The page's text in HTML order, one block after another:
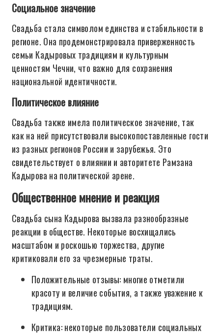
Социальное значение
Свадьба стала символом единства и стабильности в
регионе. Она продемонстрировала приверженность
семьи Кадыровых традициям и культурным
ценностям Чечни, что важно для сохранения
национальной идентичности.
Политическое влияние
Свадьба также имела политическое значение, так
как на ней присутствовали высокопоставленные гости
из разных регионов России и зарубежья. Это
свидетельствует о влиянии и авторитете Рамзана
Кадырова на политической арене.
Общественное мнение и реакция
Свадьба сына Кадырова вызвала разнообразные
реакции в обществе. Некоторые восхищались
масштабом и роскошью торжества, другие
критиковали его за чрезмерные траты.
Положительные отзывы: многие отметили
красоту и величие события, а также уважение к
традициям.
Критика: некоторые пользователи социальных